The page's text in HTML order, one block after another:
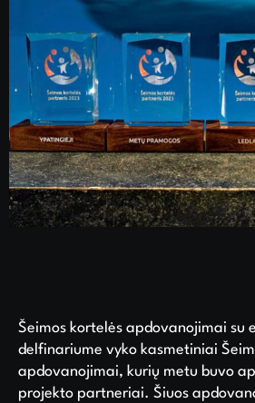
Šeimos kortelės apdovanojimai su
delfinariume vyko kasmetiniai
apdovanojimai, kurių metu buvo
projekto partneriai. Šiuos